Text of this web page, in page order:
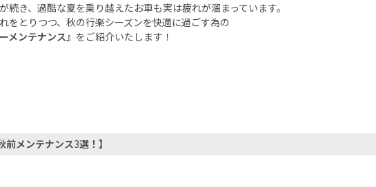
続き、過酷な夏を乗り越えたお車も実は疲れが溜まっています。
をとりつつ、秋の行楽シーズンを快適に過ごす為の
メンテナンス』 をご紹介いたします！
前メンテナンス3選！】